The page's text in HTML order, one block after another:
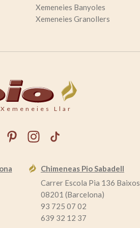
Xemeneies Banyoles
Xemeneies Granollers
Xemeneies Llar
Chimeneas Pio Sabadell
Carrer Escola Pia 136 Baixos
08201 (Barcelona)
93 725 07 02
639 32 12 37